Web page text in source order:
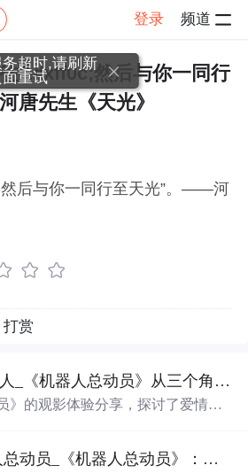
登录 频道
感慨 帖子详情
&#xff0c;然后与你一同行
先生《天光》
然后与你一同行至天光”。——河
打赏
机器人总动员拟人_《机器人总动员》从三个角度解析这部电影带给我们的思考与感动...
》的观影体验分享，探讨了爱情、
迫性。
手机壁纸 机器人总动员_《机器人总动员》：从三个角度解读这部电影带给我们的思考与感动...
务超时,请刷新
重试